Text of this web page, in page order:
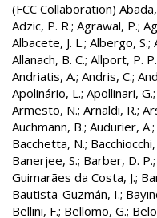
(FCC Collaboration)
Adzic, P. R.; Agrawal, P.;
Albacete, J. L.; Albergo, S.;
Allanach, B. C.; Allport, P. P.
Andriatis, A.; Andris, C.;
Apolinário, L.; Apollinari, G.;
Armesto, N.; Arnaldi, R.;
Auchmann, B.; Audurier, A.;
Bacchetta, N.; Bacchiocchi,
Banerjee, S.; Barber, D. P.;
Guimarães da Costa, J.;
Bautista-Guzmán, I.;
Bellini, F.; Bellomo, G.;